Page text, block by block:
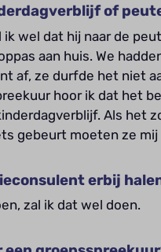
of
wel dat hij naar de
aan huis. We
af, ze durfde het niet
hoor ik dat het
Als het
gebeurt moeten ze
erbij
zal ik dat wel doen.